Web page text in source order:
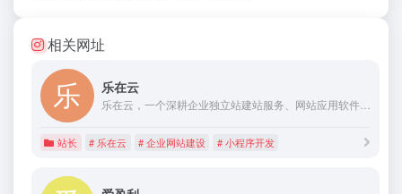
相关网址
乐在云
乐在云，一个深耕企业独立站建站服务、网站应用软件开发和企业网络营销解决方案10年+的团队。从企业跨境电商外贸独立网站建设到搜索引擎优化推广解决方案，及网站应用软件、小程序开发有丰富且深度的实战经验。
站长 # 乐在云 # 企业网站建设 # 小程序开发